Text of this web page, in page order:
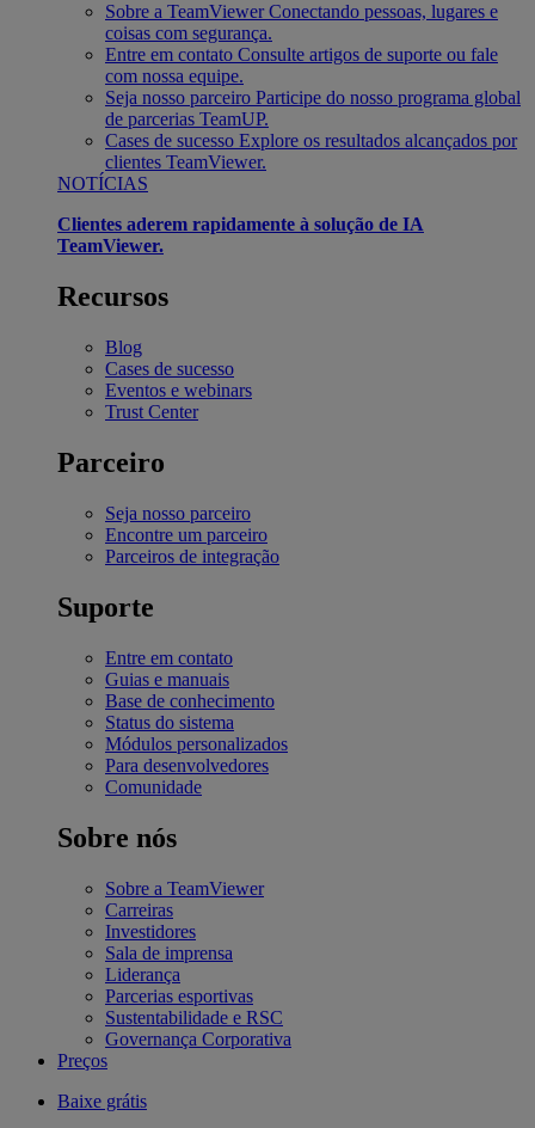
Sobre a TeamViewer Conectando pessoas, lugares e
coisas com segurança.
Entre em contato Consulte artigos de suporte ou fale
com nossa equipe.
Seja nosso parceiro Participe do nosso programa global
de parcerias TeamUP.
Cases de sucesso Explore os resultados alcançados por
clientes TeamViewer.
NOTÍCIAS
Clientes aderem rapidamente à solução de IA
TeamViewer.
Recursos
Blog
Cases de sucesso
Eventos e webinars
Trust Center
Parceiro
Seja nosso parceiro
Encontre um parceiro
Parceiros de integração
Suporte
Entre em contato
Guias e manuais
Base de conhecimento
Status do sistema
Módulos personalizados
Para desenvolvedores
Comunidade
Sobre nós
Sobre a TeamViewer
Carreiras
Investidores
Sala de imprensa
Liderança
Parcerias esportivas
Sustentabilidade e RSC
Governança Corporativa
Preços
Baixe grátis